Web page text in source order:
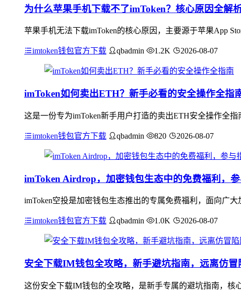
为什么苹果手机下载不了imToken？核心原因全解
苹果手机无法下载imToken的核心原因，主要源于苹果App
imtoken钱包官方下载 qbadmin 1.2K 2026-08-07
imToken如何卖出ETH？新手必看的安全操作全指
这是一份专为imToken新手用户打造的卖出ETH安全操作全
imtoken钱包官方下载 qbadmin 820 2026-08-07
imToken Airdrop，加密钱包生态中的免费福利，
imToken空投是加密钱包生态推出的专属免费福利，面向广
imtoken钱包官方下载 qbadmin 1.0K 2026-08-07
安全下载IM钱包全攻略，新手避坑指南，远离仿冒
这份安全下载IM钱包的全攻略，是新手专属的避坑指南，